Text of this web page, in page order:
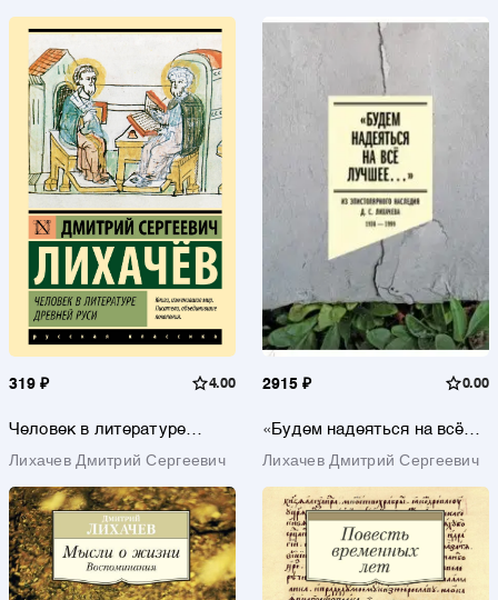
319 ₽ 4.00
Человек в литературе
Лихачев Дмитрий Сергеевич
2915 ₽ 0.00
«Будем надеяться на всё
эпистолярного наследия Д.
Лихачев Дмитрий Сергеевич